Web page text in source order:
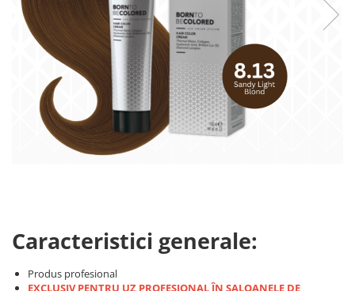
Caracteristici generale:
Produs profesional
EXCLUSIV PENTRU UZ PROFESIONAL ÎN SALOANELE DE